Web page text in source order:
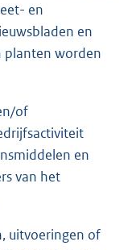
en
en
planten worden
of
en
van het
uitvoeringen of